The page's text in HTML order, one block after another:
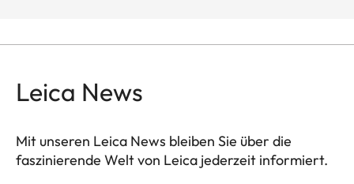
Leica News
Mit unseren Leica News bleiben Sie über die
faszinierende Welt von Leica jederzeit informiert.